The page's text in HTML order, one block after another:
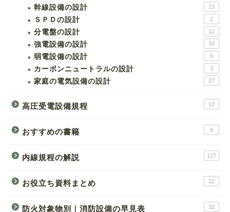
幹線設備の設計 13
ＳＰＤの設計 2
分電盤の設計 12
強電設備の設計 34
弱電設備の設計 6
カーボンニュートラルの設計 3
家庭の電気設備の設計 27
高圧受電設備規程 12
おすすめの書籍 9
内線規程の解説 127
お役立ち資料まとめ 22
防火対象物別｜消防設備の早見表 32